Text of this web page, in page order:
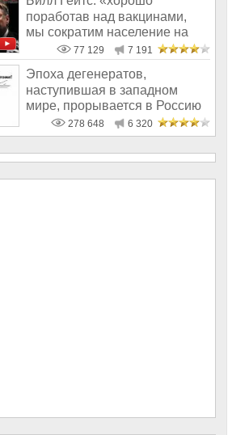
поработав над вакцинами,
мы сократим население на
10-15%»77 129 7 191
Эпоха дегенератов,
наступившая в западном
мире, прорывается в Россию
278 648 6 320